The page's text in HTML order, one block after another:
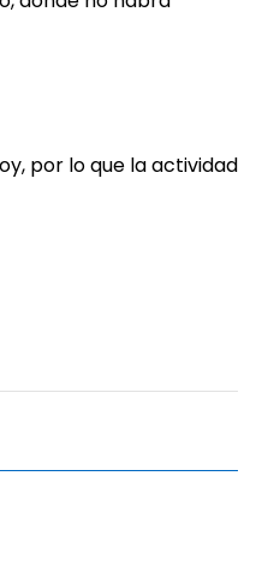
por lo que la actividad